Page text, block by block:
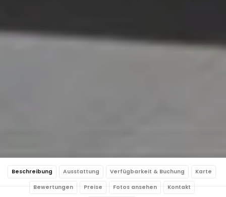
Beschreibung Ausstattung Verfügbarkeit & Buchung Karte
Bewertungen Preise Fotos ansehen Kontakt